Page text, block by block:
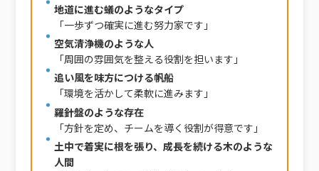
地道に進む蟻のようなタイプ
「一歩ずつ確実に進む努力家です」
空気清浄機のような人
「周囲の雰囲気を整える役割を担います」
追い風を味方につける帆船
「環境を活かして柔軟に進みます」
羅針盤のような存在
「方針を定め、チームを導く役割が得意です」
土中で着実に根を張り、成長を続ける木のような
人間